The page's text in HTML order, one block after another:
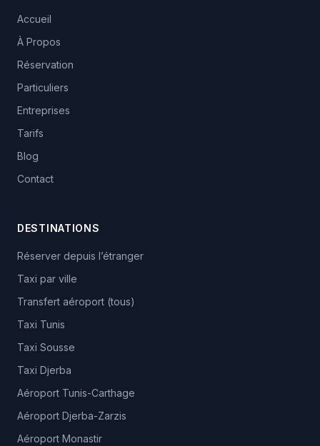
Accueil
À Propos
Réservation
Particuliers
Entreprises
Tarifs
Blog
Contact
DESTINATIONS
Réserver depuis l’étranger
Taxi par ville
Transfert aéroport (tous)
Taxi Tunis
Taxi Sousse
Taxi Djerba
Aéroport Tunis-Carthage
Aéroport Djerba-Zarzis
Aéroport Monastir